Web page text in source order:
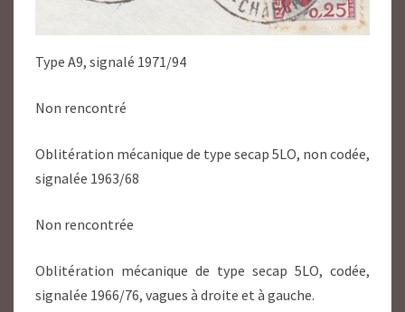
Type A9, signalé 1971/94
Non rencontré
Oblitération mécanique de type secap 5LO, non codée,
signalée 1963/68
Non rencontrée
Oblitération mécanique de type secap 5LO, codée,
signalée 1966/76, vagues à droite et à gauche.